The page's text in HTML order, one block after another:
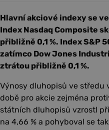
Hlavní akciové indexy se
Index Nasdaq Composite
přibližně 0,1 %. Index S&P
zatímco Dow Jones
ztrátou přibližně 0,1 %.
Výnosy dluhopisů ve středu
době pro akcie zejména
státních dluhopisů vzrostl
na 4,66 % a pohyboval se